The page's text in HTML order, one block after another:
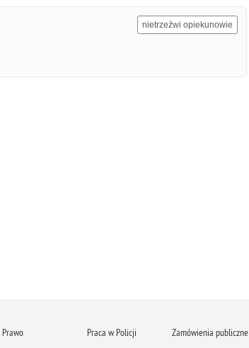
nietrzeźwi opiekunowie
Prawo Praca w Policji Zamówienia publiczne